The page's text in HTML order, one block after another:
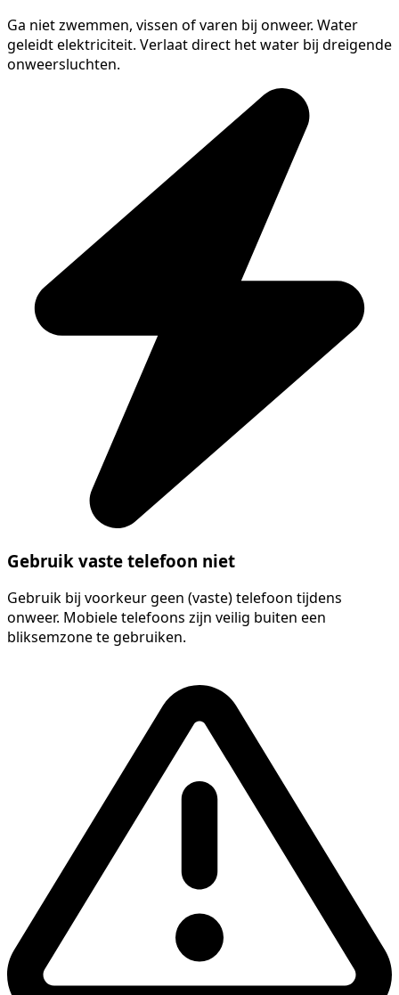
Ga niet zwemmen, vissen of varen bij onweer. Water
geleidt elektriciteit. Verlaat direct het water bij dreigende
onweersluchten.
Gebruik vaste telefoon niet
Gebruik bij voorkeur geen (vaste) telefoon tijdens
onweer. Mobiele telefoons zijn veilig buiten een
bliksemzone te gebruiken.